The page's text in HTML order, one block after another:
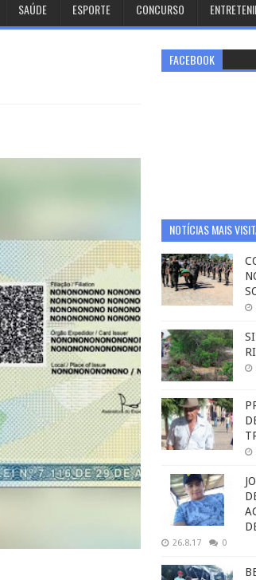
SAÚDE ESPORTE CONCURSO
FACEBOOK
NOTÍCIAS MAIS
26.8.17 0